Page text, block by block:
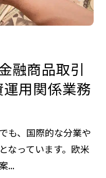
融商品取引
用関係業務
も、国際的な分業や
なっています。欧米
...